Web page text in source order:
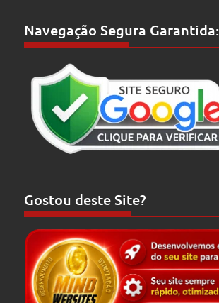
Navegação Segura Garantida:
Gostou deste Site?